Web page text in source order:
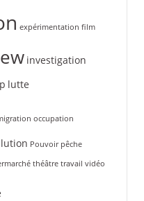
expérimentation film
investigation
lutte
occupation
Pouvoir pêche
théâtre travail vidéo